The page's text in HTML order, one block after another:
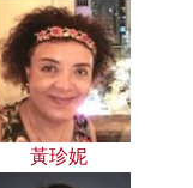
黃珍妮